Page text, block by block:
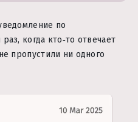
по
когда кто‑то отвечает
пропустили ни одного